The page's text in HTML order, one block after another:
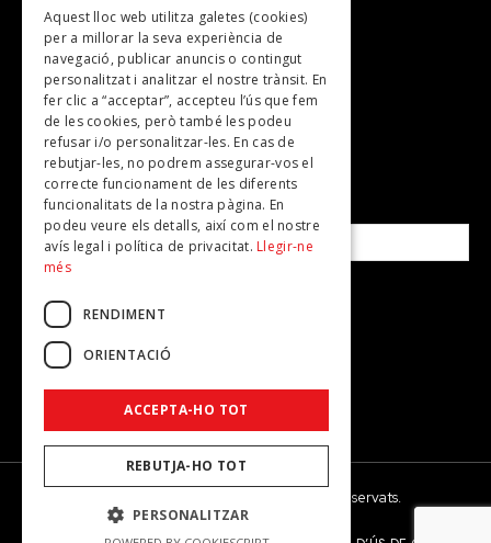
TV
Plans per fer
Revistes
SUBSCRIU-TE A LA NOSTRA NEWSLETTER!
Correu electrònic*
Accepto lapolítica de privacitat
© 2026 - Dona Secret - Tots els drets reservats.
Aquest lloc web utilitza galetes (cookies)
per a millorar la seva experiència de
navegació, publicar anuncis o contingut
personalitzat i analitzar el nostre trànsit. En
fer clic a “acceptar”, accepteu l’ús que fem
de les cookies, però també les podeu
refusar i/o personalitzar-les. En cas de
rebutjar-les, no podrem assegurar-vos el
correcte funcionament de les diferents
funcionalitats de la nostra pàgina. En
podeu veure els detalls, així com el nostre
avís legal i política de privacitat. Llegir-ne
més
RENDIMENT
ORIENTACIÓ
ACCEPTA-HO TOT
REBUTJA-HO TOT
PERSONALITZAR